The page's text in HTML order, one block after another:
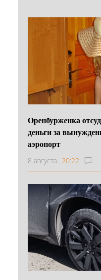
Оренбурженка
деньги за
аэропорт
8 августа 20:22